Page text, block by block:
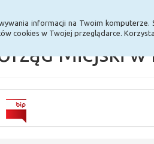
informacji na Twoim
cookies w Twojej przeglądarce.
Miejski